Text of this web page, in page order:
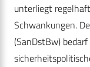
unterliegt
Schwankungen.
(SanDstBw)